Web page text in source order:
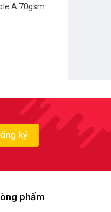
A 70gsm
phẩm